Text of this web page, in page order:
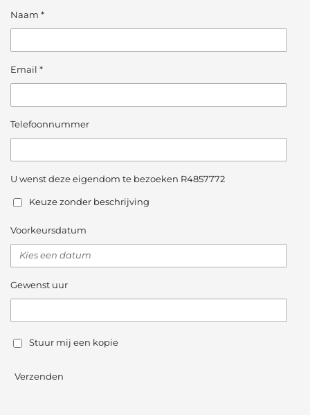
Naam *
Email *
Telefoonnummer
U wenst deze eigendom te bezoeken R4857772
Keuze zonder beschrijving
Voorkeursdatum
Gewenst uur
Stuur mij een kopie
Verzenden